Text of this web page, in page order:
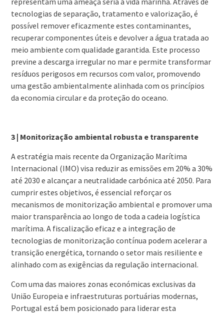
tecnologias de separação, tratamento e valorização, é
possível remover eficazmente estes contaminantes,
recuperar componentes úteis e devolver a água tratada ao
meio ambiente com qualidade garantida. Este processo
previne a descarga irregular no mar e permite transformar
resíduos perigosos em recursos com valor, promovendo
uma gestão ambientalmente alinhada com os princípios
da economia circular e da proteção do oceano.
3 | Monitorização ambiental robusta e transparente
A estratégia mais recente da Organização Marítima
Internacional (IMO) visa reduzir as emissões em 20% a 30%
até 2030 e alcançar a neutralidade carbónica até 2050. Para
cumprir estes objetivos, é essencial reforçar os
mecanismos de monitorização ambiental e promover uma
maior transparência ao longo de toda a cadeia logística
marítima. A fiscalização eficaz e a integração de
tecnologias de monitorização contínua podem acelerar a
transição energética, tornando o setor mais resiliente e
alinhado com as exigências da regulação internacional.
Com uma das maiores zonas económicas exclusivas da
União Europeia e infraestruturas portuárias modernas,
Portugal está bem posicionado para liderar esta